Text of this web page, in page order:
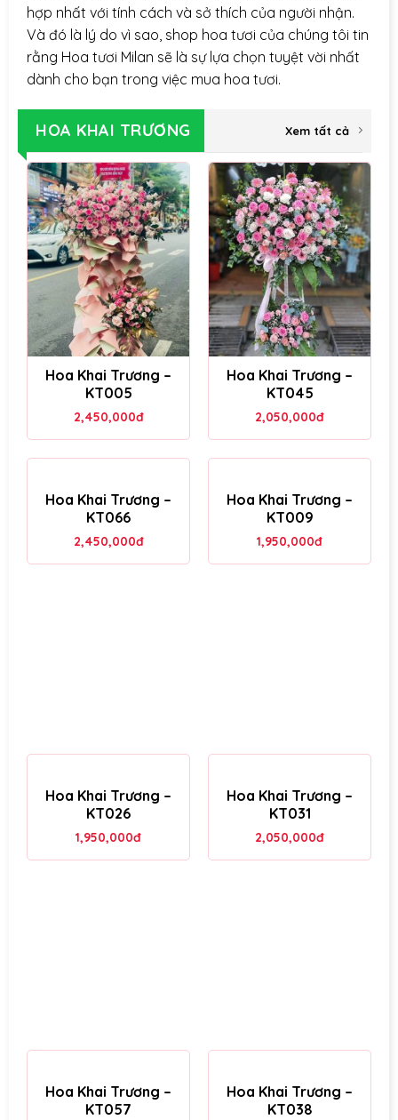
hợp nhất với tính cách và sở thích của người nhận.
Và đó là lý do vì sao, shop hoa tươi của chúng tôi tin
rằng Hoa tươi Milan sẽ là sự lựa chọn tuyệt vời nhất
dành cho bạn trong việc mua hoa tươi.
HOA KHAI TRƯƠNG Xem tất cả
Hoa Khai Trương –
KT005
2,450,000đ
Hoa Khai Trương –
KT045
2,050,000đ
Hoa Khai Trương –
KT066
2,450,000đ
Hoa Khai Trương –
KT009
1,950,000đ
Hoa Khai Trương –
KT026
1,950,000đ
Hoa Khai Trương –
KT031
2,050,000đ
Hoa Khai Trương –
KT057
Hoa Khai Trương –
KT038